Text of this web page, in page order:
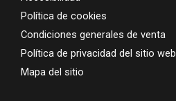
Política de cookies
Condiciones generales de venta
Política de privacidad del sitio web
Mapa del sitio